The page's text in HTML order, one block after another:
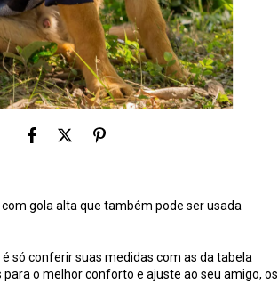
gola alta que também pode ser usada
só conferir suas medidas com as da tabela
o melhor conforto e ajuste ao seu amigo, os